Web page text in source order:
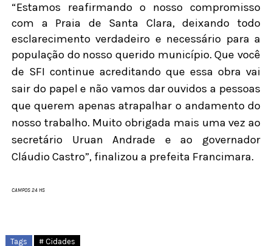
“Estamos reafirmando o nosso compromisso
com a Praia de Santa Clara, deixando todo
esclarecimento verdadeiro e necessário para a
população do nosso querido município. Que você
de SFI continue acreditando que essa obra vai
sair do papel e não vamos dar ouvidos a pessoas
que querem apenas atrapalhar o andamento do
nosso trabalho. Muito obrigada mais uma vez ao
secretário Uruan Andrade e ao governador
Cláudio Castro”, finalizou a prefeita Francimara.
CAMPOS 24 HS
Tags # Cidades